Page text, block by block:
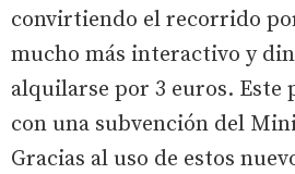
convirtiendo el recorrido
mucho más interactivo y
alquilarse por 3 euros. Este
con una subvención del
Gracias al uso de estos